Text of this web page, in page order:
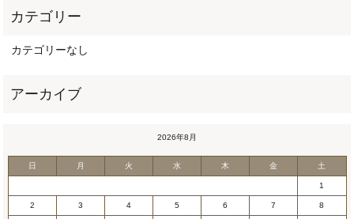
カテゴリーなし
2026年8月
日 月 火 水 木 金 土
1
2 3 4 5 6 7 8